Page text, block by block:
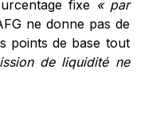
fixe « par
ne donne pas de
points de base tout
de liquidité ne